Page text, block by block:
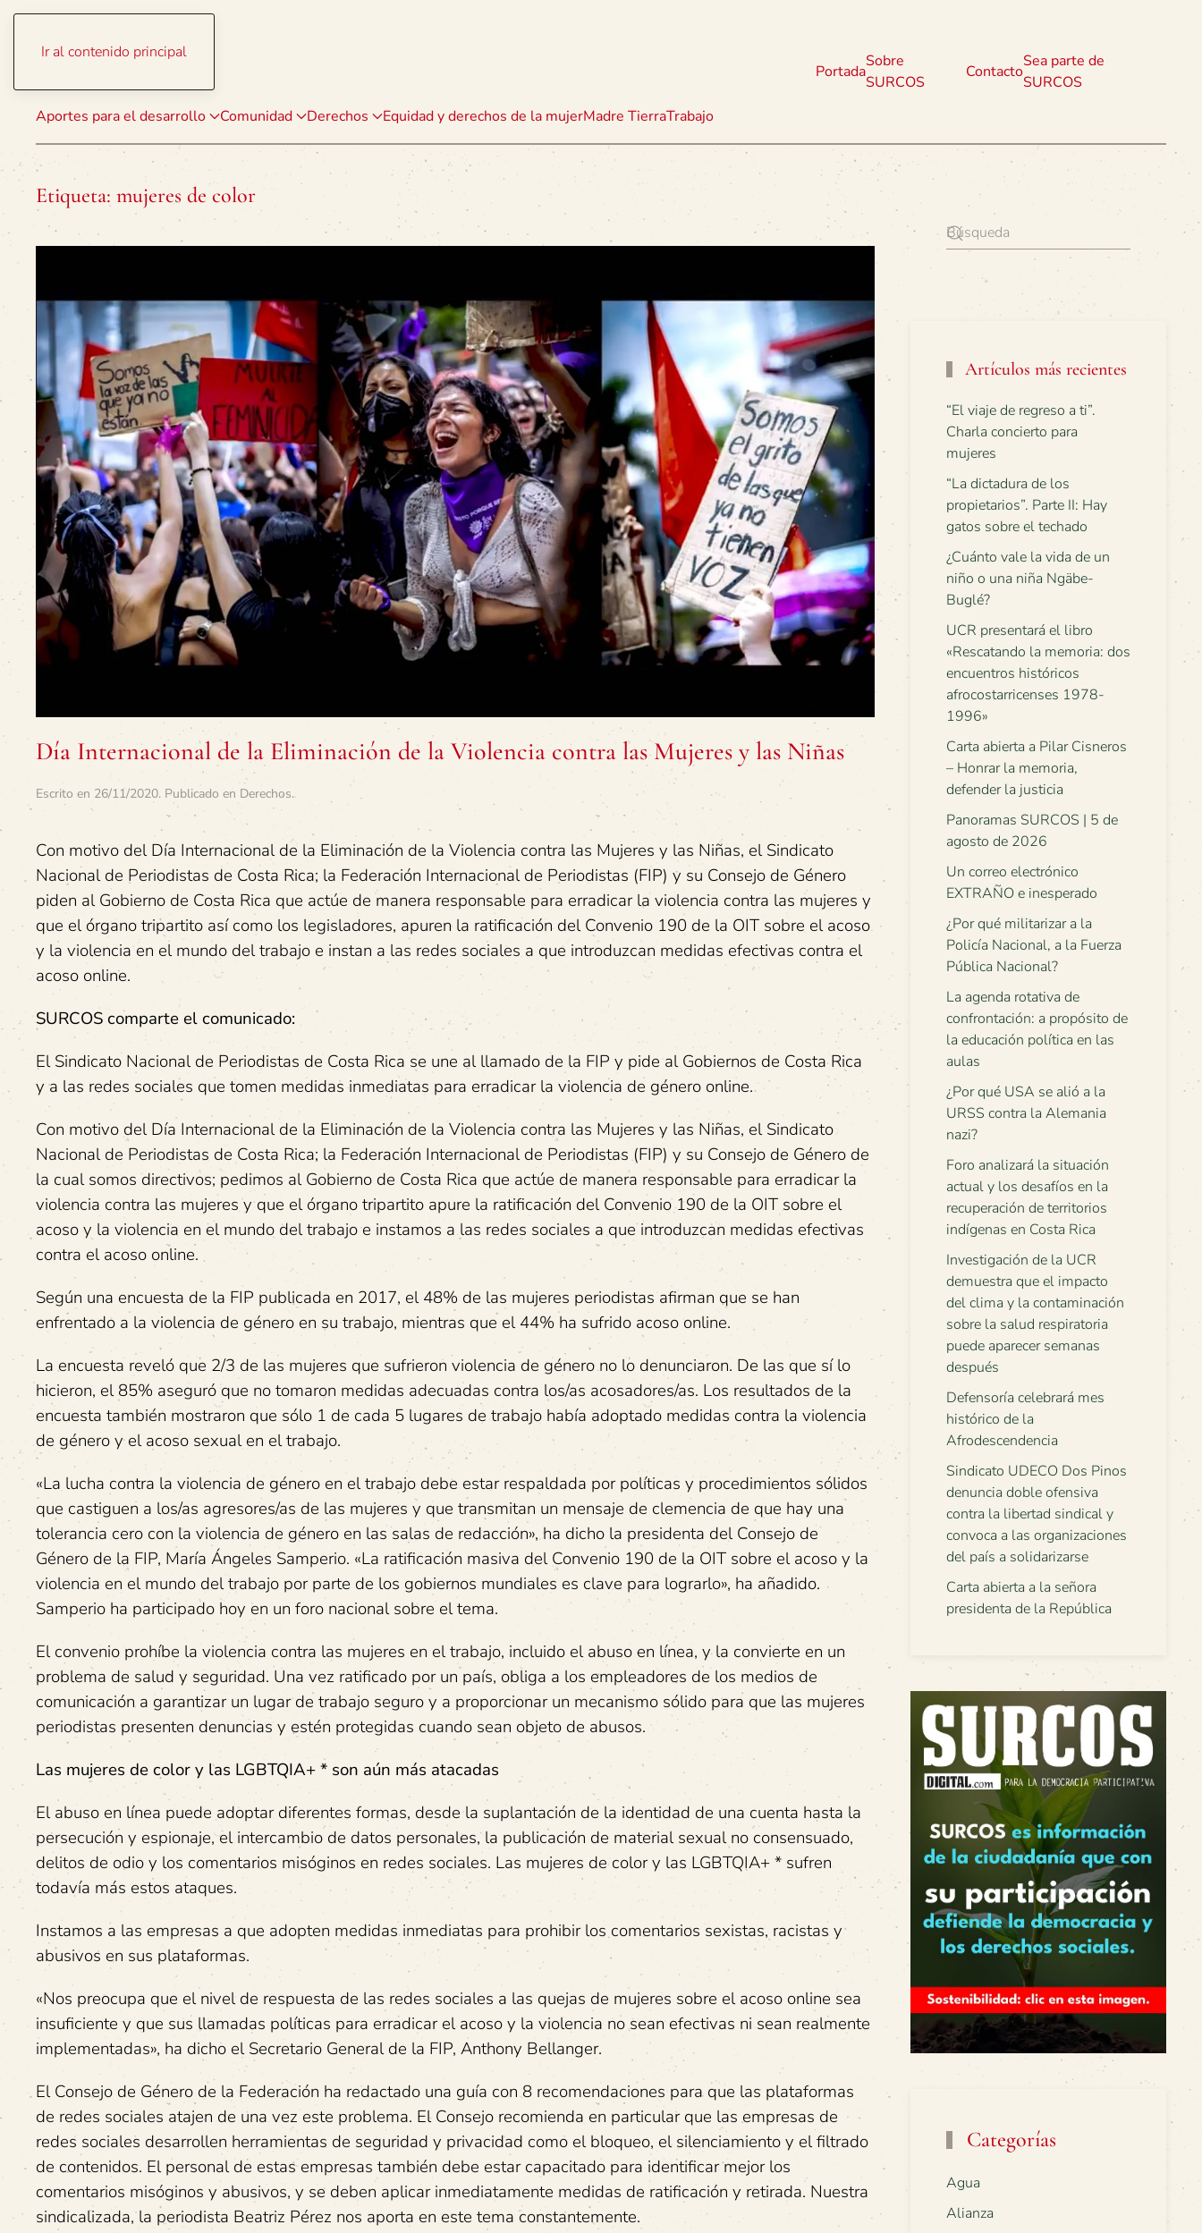
Ir al contenido principal
Aportes para el desarrollo Comunidad Derechos Equidad y derechos de la mujerMadre TierraTrabajo
Portada
Sobre
SURCOS
Contacto
Sea parte de
SURCOS
Etiqueta: mujeres de color
Día Internacional de la Eliminación de la Violencia contra las Mujeres y las Niñas
Escrito en 26/11/2020. Publicado en Derechos.
Con motivo del Día Internacional de la Eliminación de la Violencia contra las Mujeres y las Niñas, el Sindicato
Nacional de Periodistas de Costa Rica; la Federación Internacional de Periodistas (FIP) y su Consejo de Género
piden al Gobierno de Costa Rica que actúe de manera responsable para erradicar la violencia contra las mujeres y
que el órgano tripartito así como los legisladores, apuren la ratificación del Convenio 190 de la OIT sobre el acoso
y la violencia en el mundo del trabajo e instan a las redes sociales a que introduzcan medidas efectivas contra el
acoso online.
SURCOS comparte el comunicado:
El Sindicato Nacional de Periodistas de Costa Rica se une al llamado de la FIP y pide al Gobiernos de Costa Rica
y a las redes sociales que tomen medidas inmediatas para erradicar la violencia de género online.
Con motivo del Día Internacional de la Eliminación de la Violencia contra las Mujeres y las Niñas, el Sindicato
Nacional de Periodistas de Costa Rica; la Federación Internacional de Periodistas (FIP) y su Consejo de Género de
la cual somos directivos; pedimos al Gobierno de Costa Rica que actúe de manera responsable para erradicar la
violencia contra las mujeres y que el órgano tripartito apure la ratificación del Convenio 190 de la OIT sobre el
acoso y la violencia en el mundo del trabajo e instamos a las redes sociales a que introduzcan medidas efectivas
contra el acoso online.
Según una encuesta de la FIP publicada en 2017, el 48% de las mujeres periodistas afirman que se han
enfrentado a la violencia de género en su trabajo, mientras que el 44% ha sufrido acoso online.
La encuesta reveló que 2/3 de las mujeres que sufrieron violencia de género no lo denunciaron. De las que sí lo
hicieron, el 85% aseguró que no tomaron medidas adecuadas contra los/as acosadores/as. Los resultados de la
encuesta también mostraron que sólo 1 de cada 5 lugares de trabajo había adoptado medidas contra la violencia
de género y el acoso sexual en el trabajo.
«La lucha contra la violencia de género en el trabajo debe estar respaldada por políticas y procedimientos sólidos
que castiguen a los/as agresores/as de las mujeres y que transmitan un mensaje de clemencia de que hay una
tolerancia cero con la violencia de género en las salas de redacción», ha dicho la presidenta del Consejo de
Género de la FIP, María Ángeles Samperio. «La ratificación masiva del Convenio 190 de la OIT sobre el acoso y la
violencia en el mundo del trabajo por parte de los gobiernos mundiales es clave para lograrlo», ha añadido.
Samperio ha participado hoy en un foro nacional sobre el tema.
El convenio prohíbe la violencia contra las mujeres en el trabajo, incluido el abuso en línea, y la convierte en un
problema de salud y seguridad. Una vez ratificado por un país, obliga a los empleadores de los medios de
comunicación a garantizar un lugar de trabajo seguro y a proporcionar un mecanismo sólido para que las mujeres
periodistas presenten denuncias y estén protegidas cuando sean objeto de abusos.
Las mujeres de color y las LGBTQIA+ * son aún más atacadas
El abuso en línea puede adoptar diferentes formas, desde la suplantación de la identidad de una cuenta hasta la
persecución y espionaje, el intercambio de datos personales, la publicación de material sexual no consensuado,
delitos de odio y los comentarios misóginos en redes sociales. Las mujeres de color y las LGBTQIA+ * sufren
todavía más estos ataques.
Instamos a las empresas a que adopten medidas inmediatas para prohibir los comentarios sexistas, racistas y
abusivos en sus plataformas.
«Nos preocupa que el nivel de respuesta de las redes sociales a las quejas de mujeres sobre el acoso online sea
insuficiente y que sus llamadas políticas para erradicar el acoso y la violencia no sean efectivas ni sean realmente
implementadas», ha dicho el Secretario General de la FIP, Anthony Bellanger.
El Consejo de Género de la Federación ha redactado una guía con 8 recomendaciones para que las plataformas
de redes sociales atajen de una vez este problema. El Consejo recomienda en particular que las empresas de
redes sociales desarrollen herramientas de seguridad y privacidad como el bloqueo, el silenciamiento y el filtrado
de contenidos. El personal de estas empresas también debe estar capacitado para identificar mejor los
comentarios misóginos y abusivos, y se deben aplicar inmediatamente medidas de ratificación y retirada. Nuestra
sindicalizada, la periodista Beatriz Pérez nos aporta en este tema constantemente.
Artículos más recientes
“El viaje de regreso a ti”.
Charla concierto para
mujeres
“La dictadura de los
propietarios”. Parte II: Hay
gatos sobre el techado
¿Cuánto vale la vida de un
niño o una niña Ngäbe-
Buglé?
UCR presentará el libro
«Rescatando la memoria: dos
encuentros históricos
afrocostarricenses 1978-
1996»
Carta abierta a Pilar Cisneros
– Honrar la memoria,
defender la justicia
Panoramas SURCOS | 5 de
agosto de 2026
Un correo electrónico
EXTRAÑO e inesperado
¿Por qué militarizar a la
Policía Nacional, a la Fuerza
Pública Nacional?
La agenda rotativa de
confrontación: a propósito de
la educación política en las
aulas
¿Por qué USA se alió a la
URSS contra la Alemania
nazi?
Foro analizará la situación
actual y los desafíos en la
recuperación de territorios
indígenas en Costa Rica
Investigación de la UCR
demuestra que el impacto
del clima y la contaminación
sobre la salud respiratoria
puede aparecer semanas
después
Defensoría celebrará mes
histórico de la
Afrodescendencia
Sindicato UDECO Dos Pinos
denuncia doble ofensiva
contra la libertad sindical y
convoca a las organizaciones
del país a solidarizarse
Carta abierta a la señora
presidenta de la República
Categorías
Agua
Alianza